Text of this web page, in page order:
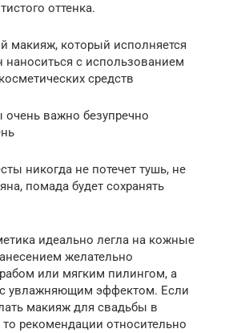
оттенка.
макияж, который исполняется
с использованием
средств
важно безупречно
никогда не потечет тушь, не
помада будет сохранять
идеально легла на кожные
желательно
или мягким пилингом, а
с увлажняющим эффектом. Если
макияж для свадьбы в
рекомендации относительно